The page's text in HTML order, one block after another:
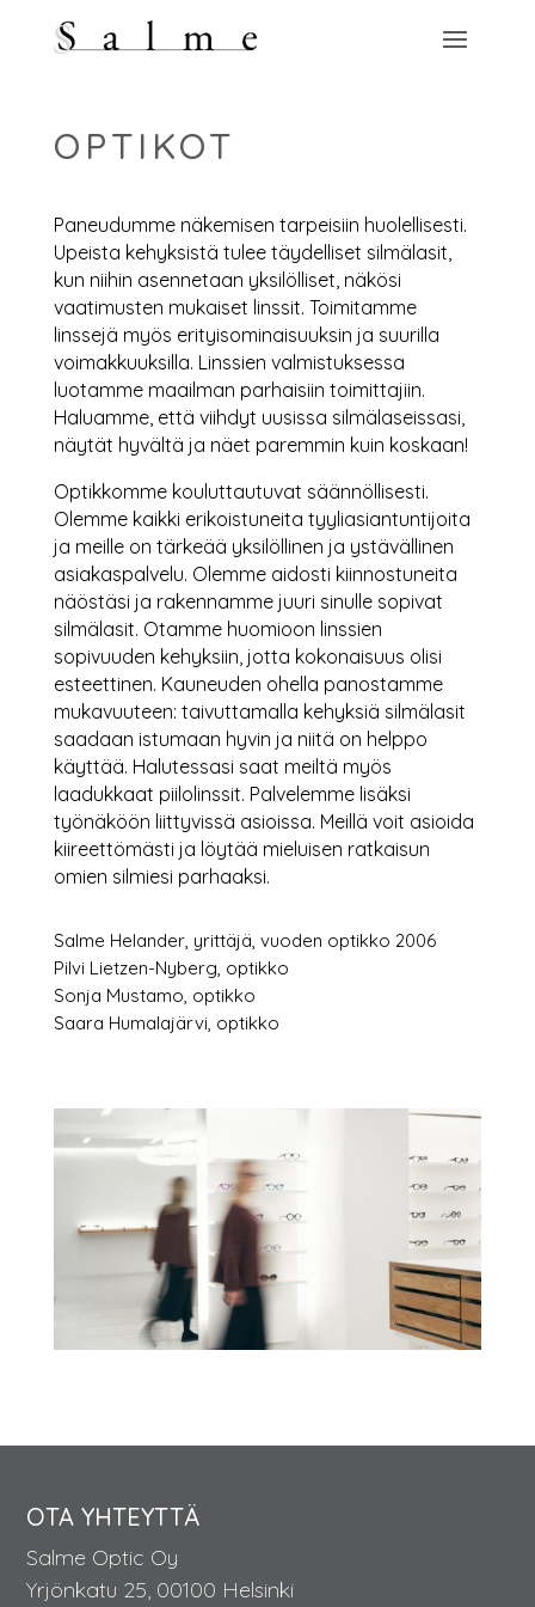
OPTIKOT
Paneudumme näkemisen tarpeisiin huolellisesti.
Upeista kehyksistä tulee täydelliset silmälasit,
kun niihin asennetaan yksilölliset, näkösi
vaatimusten mukaiset linssit. Toimitamme
linssejä myös erityisominaisuuksin ja suurilla
voimakkuuksilla. Linssien valmistuksessa
luotamme maailman parhaisiin toimittajiin.
Haluamme, että viihdyt uusissa silmälaseissasi,
näytät hyvältä ja näet paremmin kuin koskaan!
Optikkomme kouluttautuvat säännöllisesti.
Olemme kaikki erikoistuneita tyyliasiantuntijoita
ja meille on tärkeää yksilöllinen ja ystävällinen
asiakaspalvelu. Olemme aidosti kiinnostuneita
näöstäsi ja rakennamme juuri sinulle sopivat
silmälasit. Otamme huomioon linssien
sopivuuden kehyksiin, jotta kokonaisuus olisi
esteettinen. Kauneuden ohella panostamme
mukavuuteen: taivuttamalla kehyksiä silmälasit
saadaan istumaan hyvin ja niitä on helppo
käyttää. Halutessasi saat meiltä myös
laadukkaat piilolinssit. Palvelemme lisäksi
työnäköön liittyvissä asioissa. Meillä voit asioida
kiireettömästi ja löytää mieluisen ratkaisun
omien silmiesi parhaaksi.
Salme Helander, yrittäjä, vuoden optikko 2006
Pilvi Lietzen-Nyberg, optikko
Sonja Mustamo, optikko
Saara Humalajärvi, optikko
OTA YHTEYTTÄ
Salme Optic Oy
Yrjönkatu 25, 00100 Helsinki